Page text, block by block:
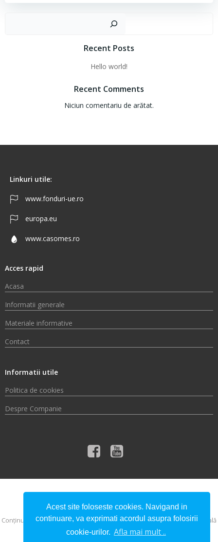
Recent Posts
Hello world!
Recent Comments
Niciun comentariu de arătat.
Linkuri utile:
www.fonduri-ue.ro
europa.eu
www.casomes.ro
Acces rapid
Acasa
Informatii generale
Materiale informative
Contact
Informatii utile
Politica de cookies
Despre Companie
© 2026 Compania de Apă Someș S.A.
Conţinutul acestui material nu reprezintă în mod obligatoriu poziţia oficială
a Uniunii Europene sau a Guvernului României.
Acest site foloseste cookies. Navigand in
continuare, va exprimati acordul asupra folosirii
cookie-urilor. Afla mai mult ..